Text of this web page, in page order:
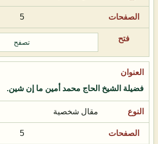
5
تصفح
فضيلة الشيخ الحاج محمد أمين ما إن شين.
مقال شخصية
5